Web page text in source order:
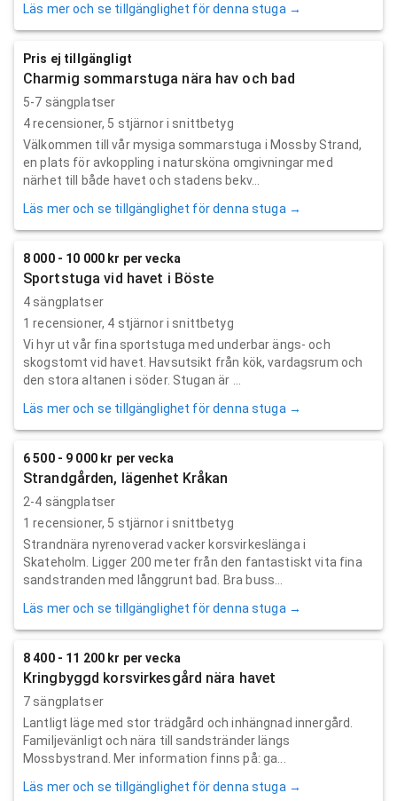
Läs mer och se tillgänglighet för denna stuga →
Pris ej tillgängligt
Charmig sommarstuga nära hav och bad
5-7 sängplatser
4recensioner, 5 stjärnor i snittbetyg
Välkommen till vår mysiga sommarstuga i Mossby Strand,
en plats för avkoppling i natursköna omgivningar med
närhet till både havet och stadens bekv...
Läs mer och se tillgänglighet för denna stuga →
8 000 - 10 000 kr per vecka
Sportstuga vid havet i Böste
4 sängplatser
1 recensioner, 4 stjärnor i snittbetyg
Vi hyr ut vår fina sportstuga med underbar ängs- och
skogstomt vid havet. Havsutsikt från kök, vardagsrum och
den stora altanen i söder. Stugan är ...
Läs mer och se tillgänglighet för denna stuga →
6 500 - 9 000 kr per vecka
Strandgården, lägenhet Kråkan
2-4 sängplatser
1 recensioner, 5 stjärnor i snittbetyg
Strandnära nyrenoverad vacker korsvirkeslänga i
Skateholm. Ligger 200 meter från den fantastiskt vita fina
sandstranden med långgrunt bad. Bra buss...
Läs mer och se tillgänglighet för denna stuga →
8 400 - 11 200 kr per vecka
Kringbyggd korsvirkesgård nära havet
7 sängplatser
Lantligt läge med stor trädgård och inhängnad innergård.
Familjevänligt och nära till sandstränder längs
Mossbystrand. Mer information finns på: ga...
Läs mer och se tillgänglighet för denna stuga →